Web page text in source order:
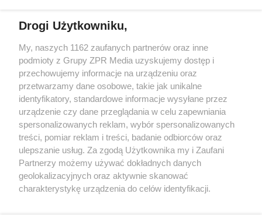
Żaden utwór zamieszczony w serwisie nie może być powielany i
rozpowszechniany lub dalej rozpowszechniany w jakikolwiek sposób (w
tym także elektroniczny lub mechaniczny) na jakimkolwiek polu
eksploatacji w jakiejkolwiek formie, włącznie z umieszczaniem w
Internecie bez pisemnej zgody właściciela praw. Jakiekolwiek użycie lub
wykorzystanie utworów w całości lub w części z naruszeniem prawa,
tzn. bez właściwej zgody, jest zabronione pod groźbą kary i może być
ścigane prawnie.
Drogi Użytkowniku,
My, naszych 1162 zaufanych partnerów oraz inne
podmioty z Grupy ZPR Media uzyskujemy dostęp i
przechowujemy informacje na urządzeniu oraz
przetwarzamy dane osobowe, takie jak unikalne
identyfikatory, standardowe informacje wysyłane przez
urządzenie czy dane przeglądania w celu zapewniania
spersonalizowanych reklam, wybór spersonalizowanych
treści, pomiar reklam i treści, badanie odbiorców oraz
ulepszanie usług. Za zgodą Użytkownika my i Zaufani
Partnerzy możemy używać dokładnych danych
geolokalizacyjnych oraz aktywnie skanować
charakterystykę urządzenia do celów identyfikacji.